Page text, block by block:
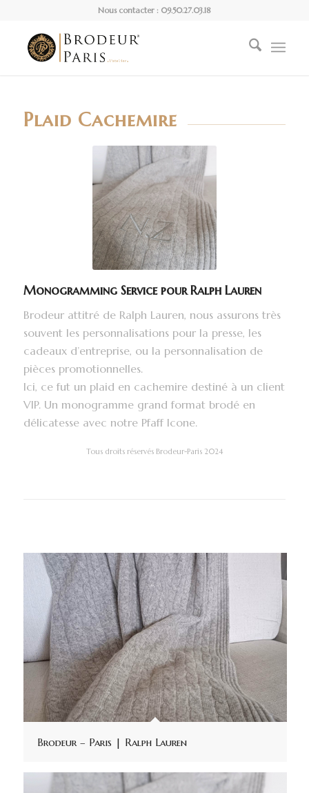
Nous contacter : 09.50.27.03.18
Plaid Cachemire
Monogramming Service pour Ralph Lauren
Brodeur attitré de Ralph Lauren, nous assurons très
souvent les personnalisations pour la presse, les
cadeaux d’entreprise, ou la personnalisation de
pièces promotionnelles.
Ici, ce fut un plaid en cachemire destiné à un client
VIP. Un monogramme grand format brodé en
délicatesse avec notre Pfaff Icone.
Tous droits réservés Brodeur-Paris 2024
Brodeur – Paris | Ralph Lauren